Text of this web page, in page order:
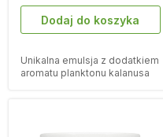
Dodaj do koszyka
Unikalna emulsja z dodatkiem
aromatu planktonu kalanusa